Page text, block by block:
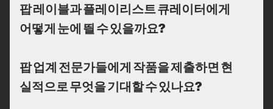
팝 레이블과 플레이리스트 큐레이터에게
어떻게 눈에 띌 수 있을까요?
팝 업계 전문가들에게 작품을 제출하면 현
실적으로 무엇을 기대할 수 있나요?